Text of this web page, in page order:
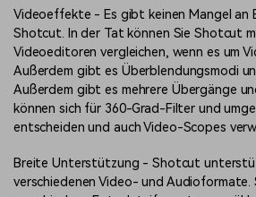
Videoeffekte - Es gibt keinen Mangel an
Shotcut. In der Tat können Sie Shotcut
Videoeditoren vergleichen, wenn es um
Außerdem gibt es Überblendungsmodi
Außerdem gibt es mehrere Übergänge
können sich für 360-Grad-Filter und
entscheiden und auch Video-Scopes
Breite Unterstützung - Shotcut
verschiedenen Video- und Audioformate.